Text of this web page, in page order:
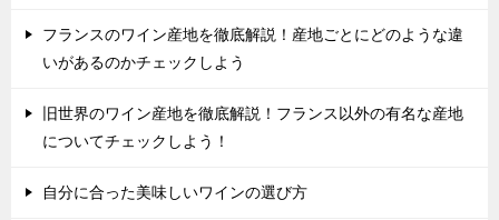
フランスのワイン産地を徹底解説！産地ごとにどのような違
いがあるのかチェックしよう
旧世界のワイン産地を徹底解説！フランス以外の有名な産地
についてチェックしよう！
自分に合った美味しいワインの選び方